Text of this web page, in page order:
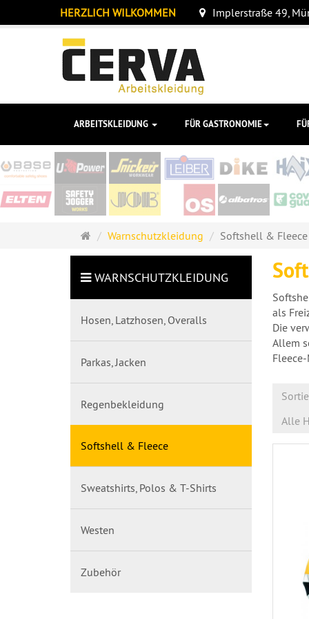
HERZLICH WILKOMMEN Implerstraße 49,
ARBEITSKLEIDUNG FÜR GASTRONOMIE
Startseite
Warnschutzkleidung Softshell & Fleece
als
Die
Allem
Alle
WARNSCHUTZKLEIDUNG
Hosen, Latzhosen, Overalls
Parkas, Jacken
Regenbekleidung
Softshell & Fleece
Sweatshirts, Polos & T-Shirts
Westen
Zubehör